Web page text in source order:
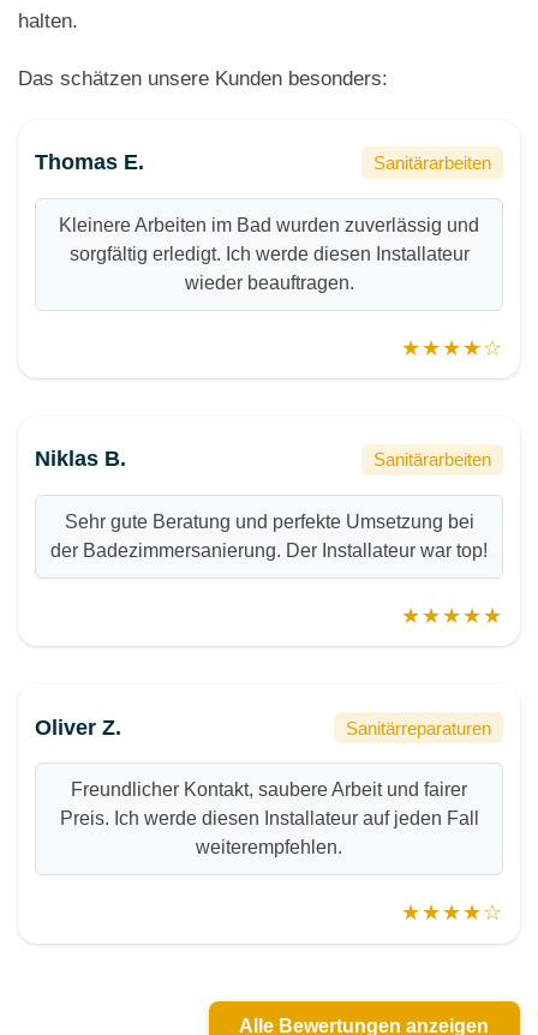
halten.
Das schätzen unsere Kunden besonders:
Thomas E. Sanitärarbeiten
Kleinere Arbeiten im Bad wurden zuverlässig und
sorgfältig erledigt. Ich werde diesen Installateur
wieder beauftragen.
★★★★☆
Niklas B. Sanitärarbeiten
Sehr gute Beratung und perfekte Umsetzung bei
der Badezimmersanierung. Der Installateur war top!
★★★★★
Oliver Z. Sanitärreparaturen
Freundlicher Kontakt, saubere Arbeit und fairer
Preis. Ich werde diesen Installateur auf jeden Fall
weiterempfehlen.
★★★★☆
Alle Bewertungen anzeigen